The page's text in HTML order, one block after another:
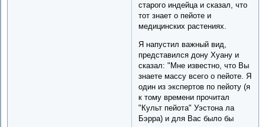
старого индейца и сказал, что
тот знает о пейоте и
медицинских растениях.
Я напустил важный вид,
представился дону Хуану и
сказал: "Мне известно, что Вы
знаете массу всего о пейоте. Я
один из экспертов по пейоту (я
к тому времени прочитал
"Культ пейота" Уэстона ла
Бэрра) и для Вас было бы